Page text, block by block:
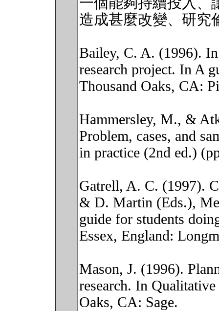
造成甚麼改變、研究
Bailey, C. A. (1996).
research project. In A
Thousand Oaks, CA:
Hammersley, M., &
Problem, cases, and
in practice (2nd ed.)
Gatrell, A. C. (1997).
& D. Martin (Eds.),
guide for students
Essex, England:
Mason, J. (1996).
research. In
Oaks, CA: Sage.